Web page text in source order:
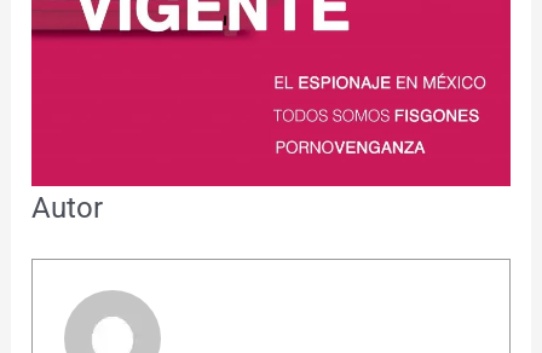
Autor